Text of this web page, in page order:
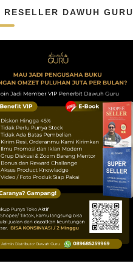
RESELLER DAWUH GURU